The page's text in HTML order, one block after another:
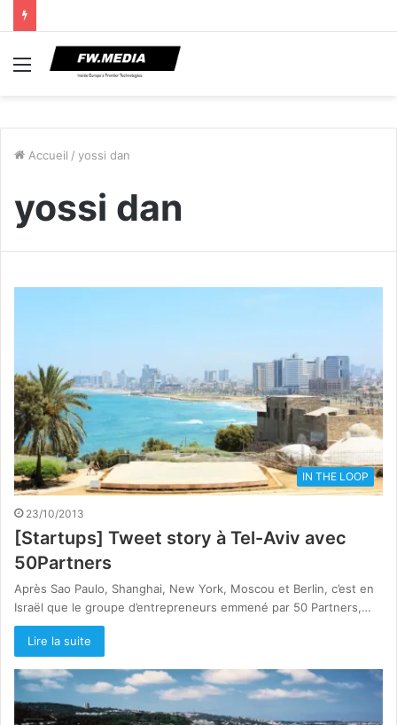
Menu
Accueil / yossi dan
yossi dan
IN THE LOOP
23/10/2013
[Startups] Tweet story à Tel-Aviv avec
50Partners
Après Sao Paulo, Shanghai, New York, Moscou et Berlin, c’est en
Israël que le groupe d’entrepreneurs emmené par 50 Partners,…
Lire la suite